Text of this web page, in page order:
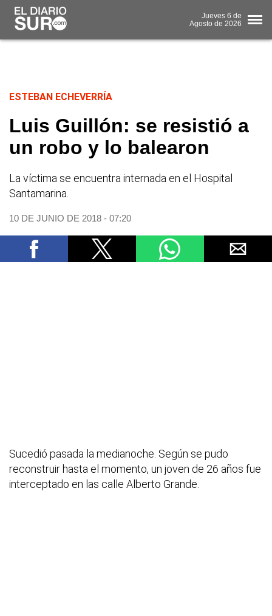
Jueves 6 de
Agosto de 2026
ESTEBAN ECHEVERRÍA
Luis Guillón: se resistió a
un robo y lo balearon
La víctima se encuentra internada en el Hospital
Santamarina.
10 DE JUNIO DE 2018 - 07:20
Sucedió pasada la medianoche. Según se pudo
reconstruir hasta el momento, un joven de 26 años fue
interceptado en las calle Alberto Grande.